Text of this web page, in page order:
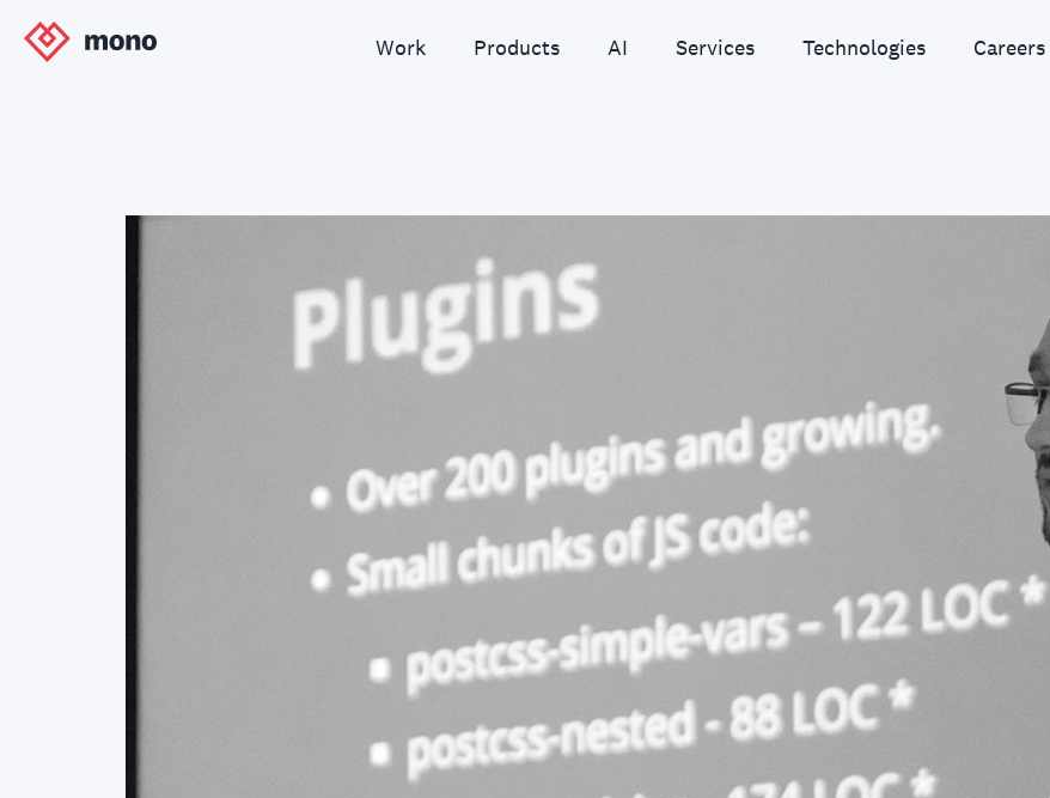
Work Products AI Services Technologies Careers